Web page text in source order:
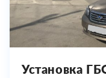
Установка